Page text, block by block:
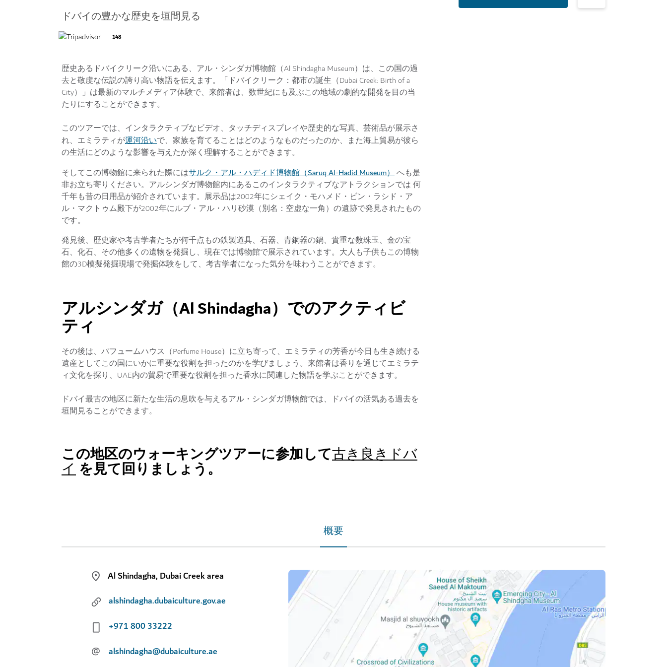
ドバイの豊かな歴史を垣間見る
148
歴史あるドバイクリーク沿いにある、アル・シンダガ博物館（Al Shindagha Museum）は、この国の過
去と敬虔な伝説の誇り高い物語を伝えます。「ドバイクリーク：都市の誕生（Dubai Creek: Birth of a
City）」は最新のマルチメディア体験で、来館者は、数世紀にも及ぶこの地域の劇的な開発を目の当
たりにすることができます。
このツアーでは、インタラクティブなビデオ、タッチディスプレイや歴史的な写真、芸術品が展示さ
れ、エミラティが運河沿いで、家族を育てることはどのようなものだったのか、また海上貿易が彼ら
の生活にどのような影響を与えたか深く理解することができます。
そしてこの博物館に来られた際にはサルク・アル・ハディド博物館（Saruq Al-Hadid Museum）へも是
非お立ち寄りください。アルシンダガ博物館内にあるこのインタラクティブなアトラクションでは 何
千年も昔の日用品が紹介されています。展示品は2002年にシェイク・モハメド・ビン・ラシド・ア
ル・マクトゥム殿下が2002年にルブ・アル・ハリ砂漠（別名：空虚な一角）の遺跡で発見されたもの
です。
発見後、歴史家や考古学者たちが何千点もの鉄製道具、石器、青銅器の鍋、貴重な数珠玉、金の宝
石、化石、その他多くの遺物を発掘し、現在では博物館で展示されています。大人も子供もこの博物
館の3D模擬発掘現場で発掘体験をして、考古学者になった気分を味わうことができます。
アルシンダガ（Al Shindagha）でのアクティビ
ティ
その後は、パフュームハウス（Perfume House）に立ち寄って、エミラティの芳香が今日も生き続ける
遺産としてこの国にいかに重要な役割を担ったのかを学びましょう。来館者は香りを通じてエミラテ
ィ文化を探り、UAE内の貿易で重要な役割を担った香水に関連した物語を学ぶことができます。
ドバイ最古の地区に新たな生活の息吹を与えるアル・シンダガ博物館では、ドバイの活気ある過去を
垣間見ることができます。
この地区のウォーキングツアーに参加して古き良きドバ
イを見て回りましょう。
概要
Al Shindagha, Dubai Creek area
alshindagha.dubaiculture.gov.ae
+971 800 33222
@ alshindagha@dubaiculture.ae